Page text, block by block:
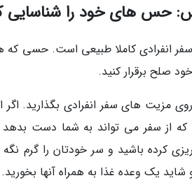
حس های خود را شناسایی
انفرادی کاملا طبیعی است. حسی که
صلح برقرار کنید.
مزیت های سفر انفرادی بگذارید. اگر
از سفر می تواند به شما دست بدهد
ریزی کرده باشید و سر خودتان را گرم
یک وعده غذا به همراه آنها بخورید.